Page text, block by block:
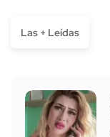
Las + Leídas